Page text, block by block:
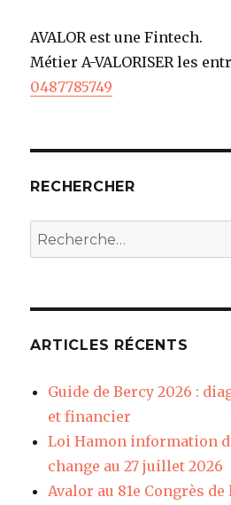
AVALOR est une Fintech.
Métier A-VALORISER les
0487785749
RECHERCHER
Recherche
pour
ARTICLES RÉCENTS
Guide de Bercy 2026 :
et financier
Loi Hamon information
change au 27 juillet 2026
Avalor au 81e Congrès de